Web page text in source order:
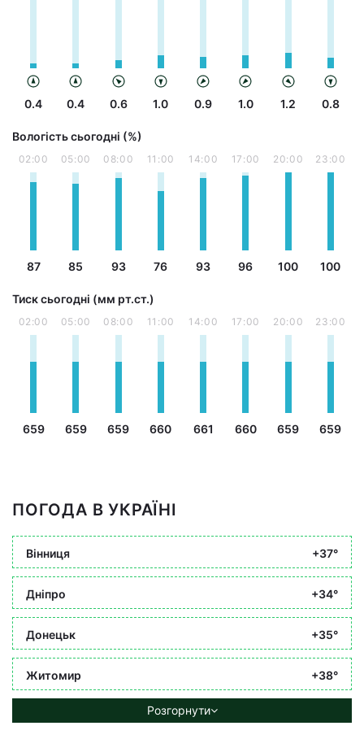
0.4 0.4 0.6 1.0 0.9 1.0 1.2 0.8
Вологість сьогодні (%)
02:00
87
05:00
85
08:00
93
11:00
76
14:00
93
17:00
96
20:00
100
23:00
100
Тиск сьогодні (мм рт.ст.)
02:00
659
05:00
659
08:00
659
11:00
660
14:00
661
17:00
660
20:00
659
23:00
659
ПОГОДА В УКРАЇНІ
Вінниця +37°
Дніпро +34°
Донецьк +35°
Житомир +38°
Розгорнути